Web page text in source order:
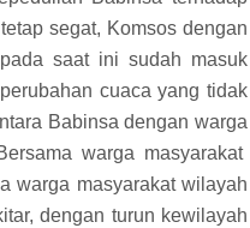
segat, Komsos dengan
saat ini sudah masuk
cuaca yang tidak
Babinsa dengan warga
warga masyarakat
warga masyarakat wilayah
dengan turun kewilayah